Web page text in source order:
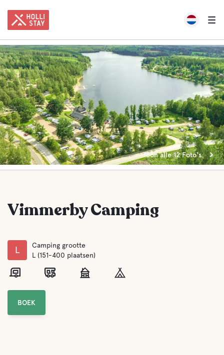
Toon alle 12 Foto's
Vimmerby Camping
L
Camping grootte
L (151-400 plaatsen)
BOEK